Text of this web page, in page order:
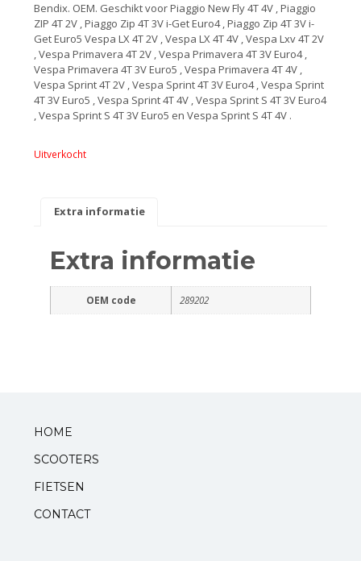
Sloten
Toebehoren en accessoires
Werkplaats en gereedschap
Standaarden
Zadels
Startmotoren en kickstarters
Bendix. OEM. Geschikt voor Piaggio New Fly 4T 4V , Piaggio
ZIP 4T 2V , Piaggo Zip 4T 3V i-Get Euro4 , Piaggo Zip 4T 3V i-
Get Euro5 Vespa LX 4T 2V , Vespa LX 4T 4V , Vespa Lxv 4T 2V
, Vespa Primavera 4T 2V , Vespa Primavera 4T 3V Euro4 ,
Vespa Primavera 4T 3V Euro5 , Vespa Primavera 4T 4V ,
Vespa Sprint 4T 2V , Vespa Sprint 4T 3V Euro4 , Vespa Sprint
4T 3V Euro5 , Vespa Sprint 4T 4V , Vespa Sprint S 4T 3V Euro4
, Vespa Sprint S 4T 3V Euro5 en Vespa Sprint S 4T 4V .
Uitverkocht
Extra informatie
Extra informatie
OEM code 289202
HOME
SCOOTERS
FIETSEN
CONTACT